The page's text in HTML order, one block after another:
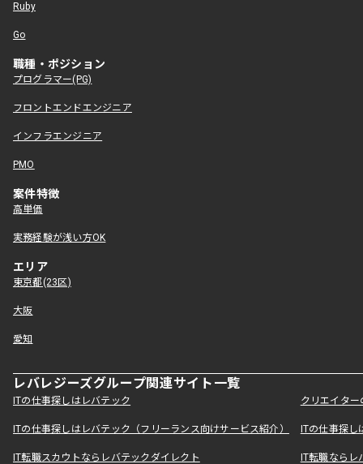
Ruby
Go
職種・ポジション
プログラマー(PG)
フロントエンドエンジニア
インフラエンジニア
PMO
案件特徴
高単価
実務経験が浅い方OK
エリア
東京都(23区)
大阪
愛知
レバレジーズグループ関連サイト一覧
ITの仕事探しはレバテック クリエイタ
ITの仕事探しはレバテック（フリーランス向けサービス紹介） ITの仕事探
IT転職スカウトならレバテックダイレクト IT転職なら